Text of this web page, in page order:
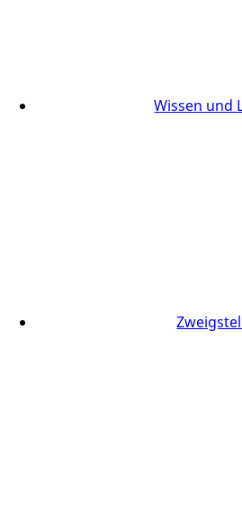
Wissen und